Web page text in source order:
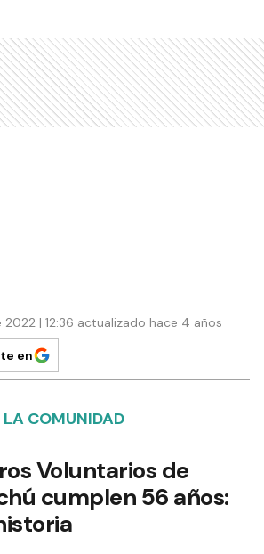
2022 | 12:36 actualizado hace 4 años
en
LA COMUNIDAD
Voluntarios de
cumplen 56 años: